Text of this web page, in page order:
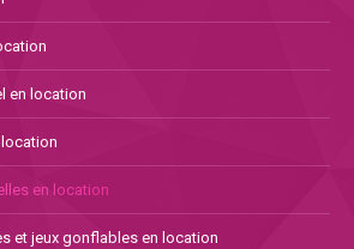
en location
en location
et jeux gonflables en location